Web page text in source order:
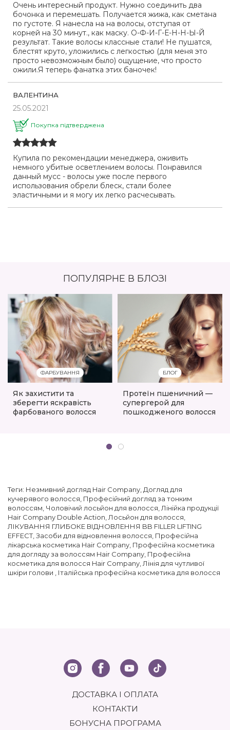
Очень интересный продукт. Нужно соединить два
бочонка и перемешать. Получается жижа, как сметана
по густоте. Я нанесла на на волосы, отступая от
корней на 30 минут., как маску. О-Ф-И-Г-Е-Н-Н-Ы-Й
результат. Такие волосы классные стали! Не пушатся,
блестят круто, уложились с легкостью (для меня это
просто невозможным было) ощущение, что просто
ожили.Я теперь фанатка этих баночек!
ВАЛЕНТИНА
25.05.2021
Покупка підтверджена
Купила по рекомендации менеджера, оживить
немного убитые осветлением волосы. Понравился
данный мусс - волосы уже после первого
использования обрели блеск, стали более
эластичными и я могу их легко расчесывать.
ПОПУЛЯРНЕ В БЛОЗІ
ФАРБУВАННЯ
Як захистити та
зберегти яскравість
фарбованого волосся
БЛОГ
Протеїн пшеничний —
супергерой для
пошкодженого волосся
Теги: Незмивний догляд Hair Company Догляд для
кучерявого волосся Професійний догляд за тонким
волоссям Чоловічий лосьйон для волосся Лінійка продукції
Hair Company Double Action Лосьйон для волосся
ЛІКУВАННЯ ГЛИБОКЕ ВІДНОВЛЕННЯ BB FILLER LIFTING
EFFECT, Засоби для відновлення волосся Професійна
лікарська косметика Hair Company Професійна косметика
для догляду за волоссям Hair Company Професійна
косметика для волосся Hair Company Лінія для чутливої
шкіри голови
Італійська професійна косметика для волосся
ДОСТАВКА І ОПЛАТА
КОНТАКТИ
БОНУСНА ПРОГРАМА